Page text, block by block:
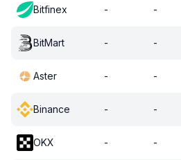
Bitfinex - -
BitMart - -
Aster - -
Binance - -
OKX - -